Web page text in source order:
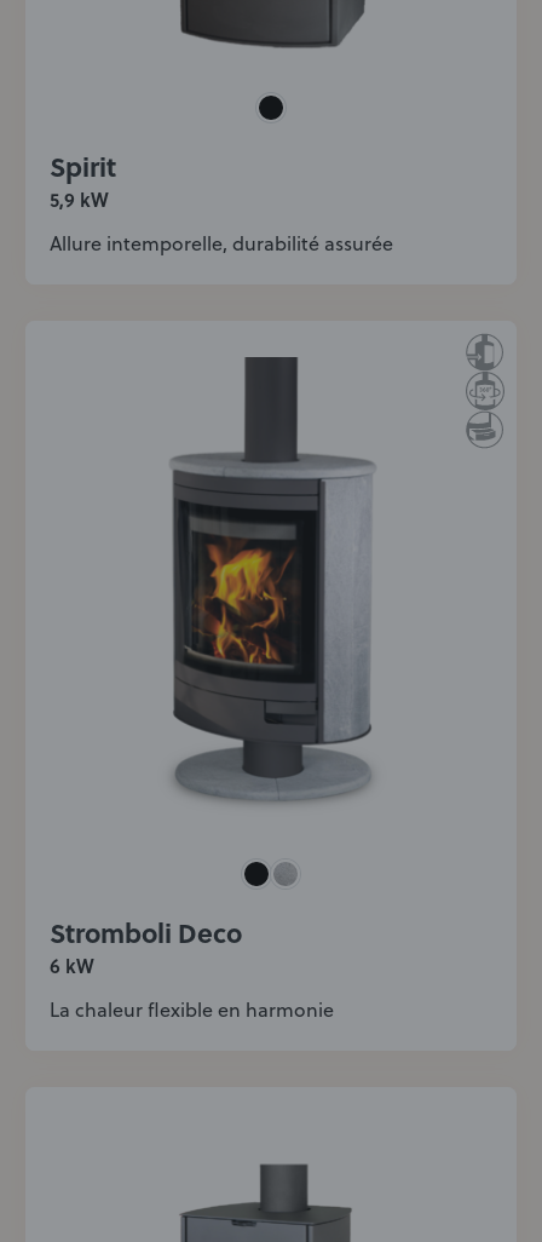
Spirit
5,9 kW
Allure intemporelle, durabilité assurée
Stromboli Deco
6 kW
La chaleur flexible en harmonie